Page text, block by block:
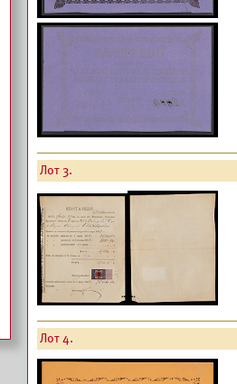
Лот 3.
Лот 4.